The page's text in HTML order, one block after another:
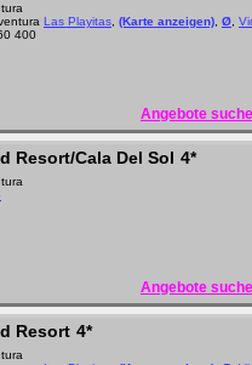
Las Playitas (Karte anzeigen) Ø
400
Angebote
Resort/Cala Del Sol 4*
Angebote
Resort 4*